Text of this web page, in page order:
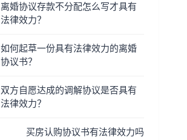
离婚协议存款不分配怎么写才具有
法律效力？
如何起草一份具有法律效力的离婚
协议书？
双方自愿达成的调解协议是否具有
法律效力？
买房认购协议书有法律效力吗